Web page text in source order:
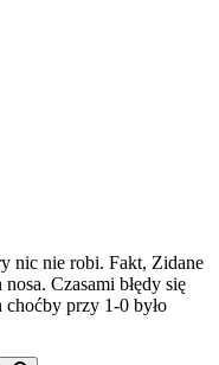
nic nie robi. Fakt, Zidane
Czasami błędy się
przy 1-0 było